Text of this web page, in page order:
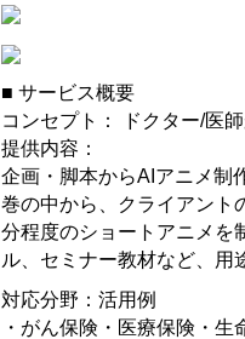
■ サービス概要
コンセプト： ドクター/医
提供内容：
企画・脚本からAIアニメ制
巻の中から、クライアント
分程度のショートアニメを
ル、セミナー教材など、用
対応分野：活用例
・がん保険・医療保険・生